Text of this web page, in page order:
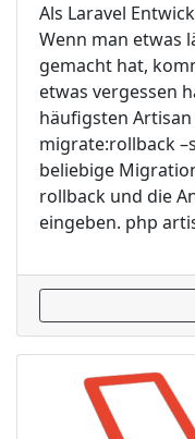
Als Laravel
Wenn man etwas
gemacht hat,
etwas vergessen
häufigsten
migrate:rollback
beliebige
rollback und die
eingeben. php